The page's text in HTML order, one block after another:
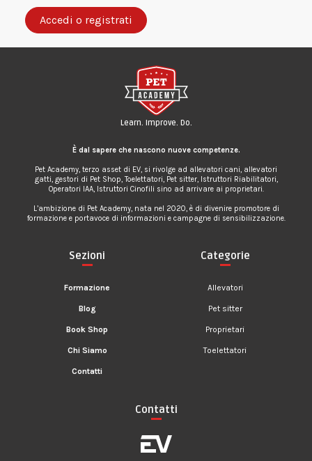
Accedi o registrati
Learn. Improve. Do.
È dal sapere che nascono nuove competenze.
Pet Academy, terzo asset di EV, si rivolge ad allevatori cani, allevatori
gatti, gestori di Pet Shop, Toelettatori, Pet sitter, Istruttori Riabilitatori,
Operatori IAA, Istruttori Cinofili sino ad arrivare ai proprietari.
L’ambizione di Pet Academy, nata nel 2020, è di divenire promotore di
formazione e portavoce di informazioni e campagne di sensibilizzazione.
Sezioni
Formazione
Blog
Book Shop
Chi Siamo
Contatti
Categorie
Allevatori
Pet sitter
Proprietari
Toelettatori
Contatti